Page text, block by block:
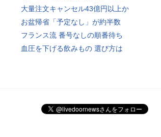
大量注文キャンセル43億円以上か
お盆帰省「予定なし」が約半数
フランス流 番号なしの順番待ち
血圧を下げる飲みもの 選び方は